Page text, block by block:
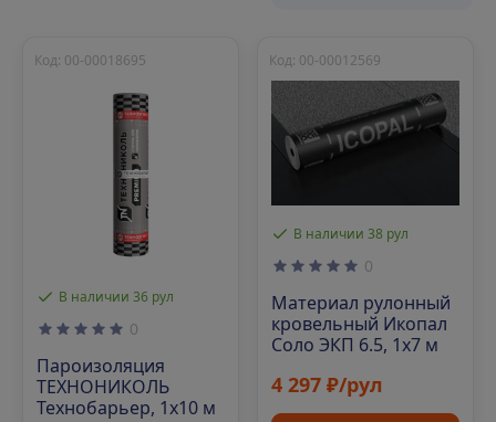
В наличии 36 рул
Код: 00-00018695
0
Пароизоляция
ТЕХНОНИКОЛЬ
Технобарьер, 1х10 м
В наличии 38 рул
Код: 00-00012569
0
Материал рулонный
кровельный Икопал
Соло ЭКП 6.5, 1х7 м
4 297 ₽/рул